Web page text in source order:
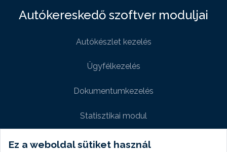
Ez a weboldal sütiket használ
Autókereskedő szoftver moduljai
Autókészlet kezelés
Ügyfélkezelés
Dokumentumkezelés
Statisztikai modul
Weboldal modul